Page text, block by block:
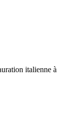
italienne à